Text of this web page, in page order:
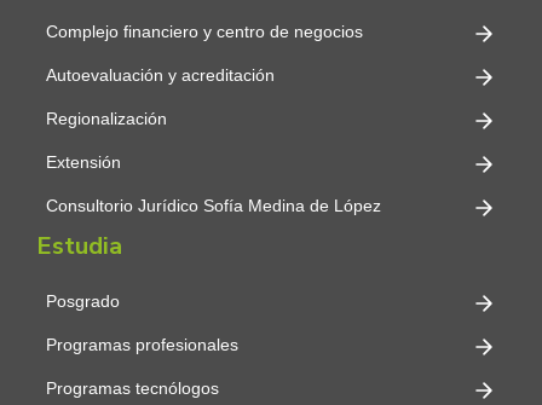
Complejo financiero y centro de negocios
Autoevaluación y acreditación
Regionalización
Extensión
Consultorio Jurídico Sofía Medina de López
Estudia
Posgrado
Programas profesionales
Programas tecnólogos